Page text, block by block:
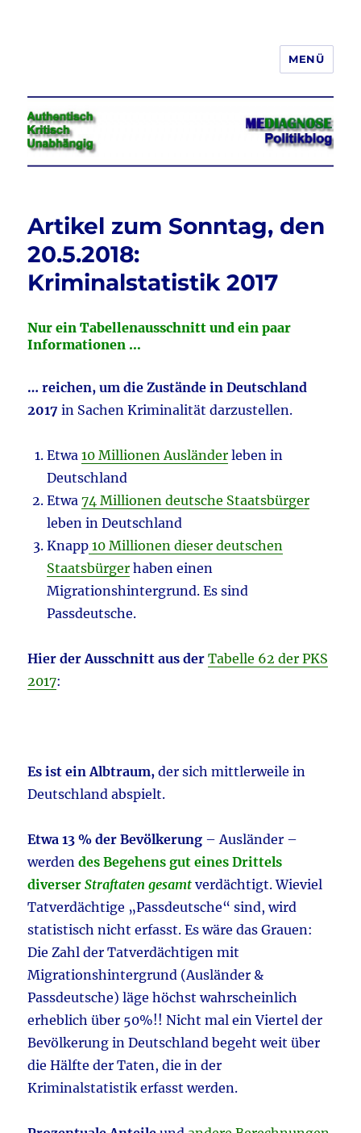
Jeder hat das Recht, seine
Meinung in Wort, Schrift und Bild
frei zu äußern und zu verbreiten
MENÜ
Artikel zum Sonntag, den
20.5.2018:
Kriminalstatistik 2017
Nur ein Tabellenausschnitt und ein paar
Informationen …
… reichen, um die Zustände in Deutschland
2017 in Sachen Kriminalität darzustellen.
Etwa10 Millionen Ausländer leben in
Deutschland
Etwa74 Millionen deutsche Staatsbürger
leben in Deutschland
Knapp 10 Millionen dieser deutschen
Staatsbürger haben einen
Migrationshintergrund. Es sind
Passdeutsche.
Hier der Ausschnitt aus der Tabelle 62 der PKS
2017:
Es ist ein Albtraum, der sich mittlerweile in
Deutschland abspielt.
Etwa 13 % der Bevölkerung – Ausländer –
werdendes Begehens gut eines Drittels
diverser Straftaten gesamt verdächtigt. Wieviel
Tatverdächtige „Passdeutsche“ sind, wird
statistisch nicht erfasst. Es wäre das Grauen:
Die Zahl der Tatverdächtigen mit
Migrationshintergrund (Ausländer &
Passdeutsche) läge höchst wahrscheinlich
erheblich über 50%!! Nicht mal ein Viertel der
Bevölkerung in Deutschland begeht weit über
die Hälfte der Taten, die in der
Kriminalstatistik erfasst werden.